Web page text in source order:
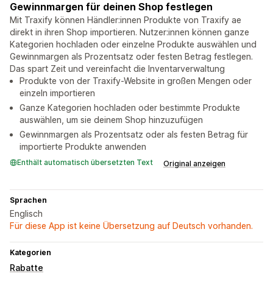
Gewinnmargen für deinen Shop festlegen
Mit Traxify können Händler:innen Produkte von Traxify ae
direkt in ihren Shop importieren. Nutzer:innen können ganze
Kategorien hochladen oder einzelne Produkte auswählen und
Gewinnmargen als Prozentsatz oder festen Betrag festlegen.
Das spart Zeit und vereinfacht die Inventarverwaltung
Produkte von der Traxify-Website in großen Mengen oder
einzeln importieren
Ganze Kategorien hochladen oder bestimmte Produkte
auswählen, um sie deinem Shop hinzuzufügen
Gewinnmargen als Prozentsatz oder als festen Betrag für
importierte Produkte anwenden
Enthält automatisch übersetzten Text Original anzeigen
Sprachen
Englisch
Für diese App ist keine Übersetzung auf Deutsch vorhanden.
Kategorien
Rabatte